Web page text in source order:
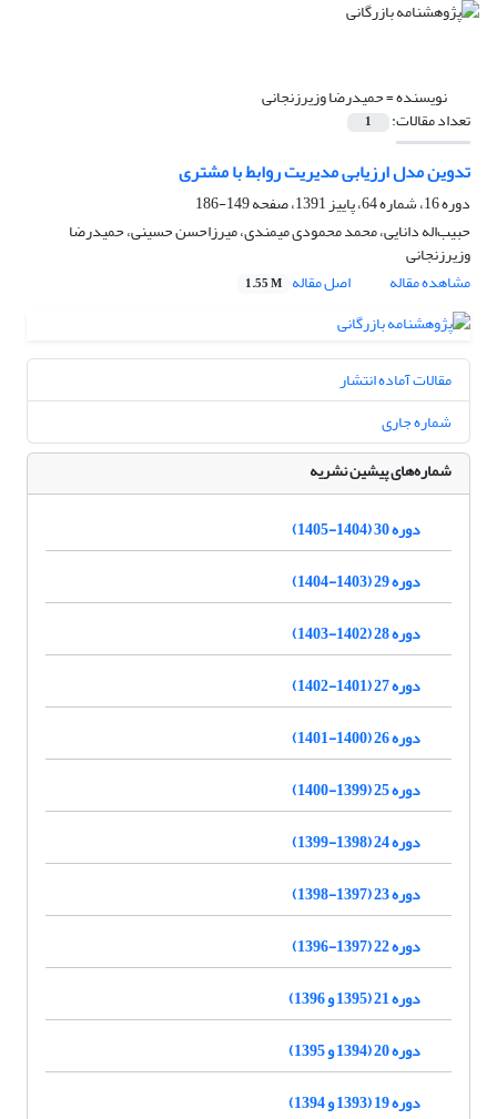
نویسنده =حمیدرضا وزیرزنجانی
تعداد مقالات: 1
تدوین مدل ارزیابی مدیریت روابط با مشتری
دوره 16، شماره 64، پاییز 1391، صفحه
149-186
حبیب‌اله دانایی، محمد محمودی میمندی، میرزاحسن حسینی، حمیدرضا
وزیرزنجانی
مشاهده مقاله
اصل مقاله 1.55 M
مقالات آماده انتشار
شماره جاری
شماره‌های پیشین نشریه
دوره 30 (1404-1405)
دوره 29 (1403-1404)
دوره 28 (1402-1403)
دوره 27 (1401-1402)
دوره 26 (1400-1401)
دوره 25 (1399-1400)
دوره 24 (1398-1399)
دوره 23 (1397-1398)
دوره 22 (1397-1396)
دوره 21 (1395 و 1396)
دوره 20 (1394 و 1395)
دوره 19 (1393 و 1394)